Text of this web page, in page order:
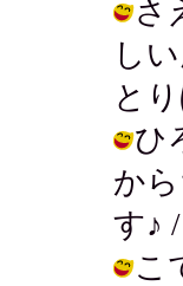
さ
し
と
ひ
か
す♪
こ